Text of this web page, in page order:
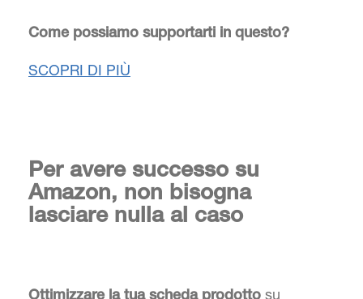
Come possiamo supportarti in questo?
SCOPRI DI PIÙ
Per avere successo su
Amazon, non bisogna
lasciare nulla al caso
Ottimizzare la tua scheda prodotto su